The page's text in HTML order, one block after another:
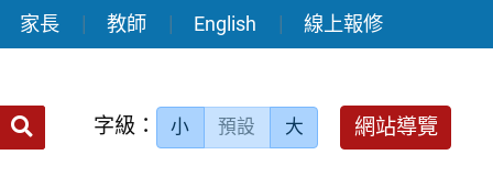
家長 教師 English 線上報修
送出 字級： 小 預設 大 網站導覽